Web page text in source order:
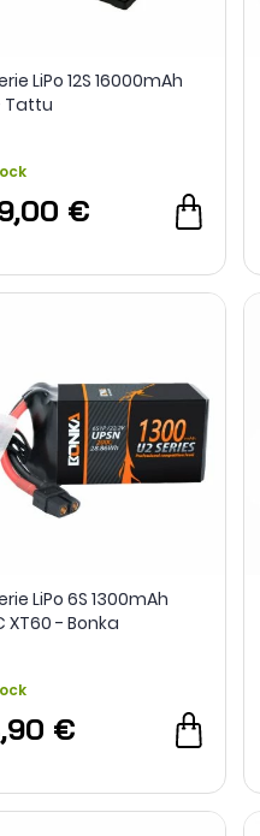
LiPo 12S 16000mAh
Tattu
€
LiPo 6S 1300mAh
XT60 - Bonka
€